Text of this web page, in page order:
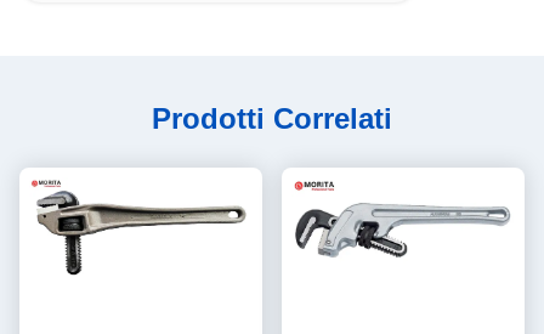
Prodotti Correlati